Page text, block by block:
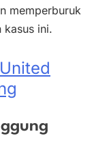
memperburuk
kasus ini.